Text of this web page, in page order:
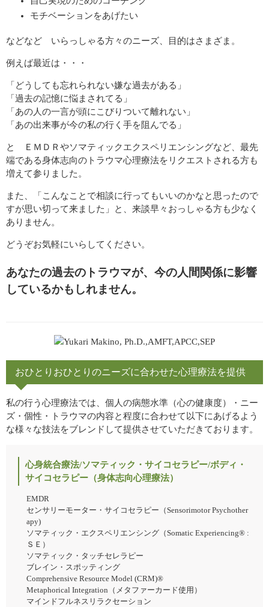
モチベーションをあげたい
などなど いらっしゃる方々のニーズ、目的はさまざま。
例えば最近は・・・
「どうしても忘れられない嫌な過去がある」
「過去の記憶に悩まされてる」
「あの人の一言が頭にこびりついて離れない」
「あの出来事が今の私の行く手を阻んでる」
と ＥＭＤＲやソマティックエクスペリエンシングなど、最先
端である身体志向のトラウマ心理療法をリクエストされる方も
増えて参りました。
また、「こんなことで相談に行ってもいいのかなと思ったので
すが思い切って来ました」と、来談早々おっしゃる方も少なく
ありません。
どうぞお気軽にいらしてください。
あなたの過去のトラウマが、今の人間関係に影響
しているかもしれません。
おひとりおひとりのニーズに合わせた心理療法を提供
私の行う心理療法では、個人の病態水準（心の健康度）・ニー
ズ・個性・トラウマの内容と程度に合わせて以下にあげるよう
な様々な技法をブレンドして提供させていただきております。
心身統合療法/ソマティック・サイコセラピー/ボディ・
サイコセラピー（身体志向心理療法）
EMDR
センサリーモーター・サイコセラピー（Sensorimotor Psychother
apy)
ソマティック・エクスペリエンシング（Somatic Experiencing® :
ＳＥ）
ソマティック・タッチセレラピー
ブレイン・スポッティング
Comprehensive Resource Model (CRM)®
Metaphorical Integration（メタファーカード使用）
マインドフルネスリラクセーション